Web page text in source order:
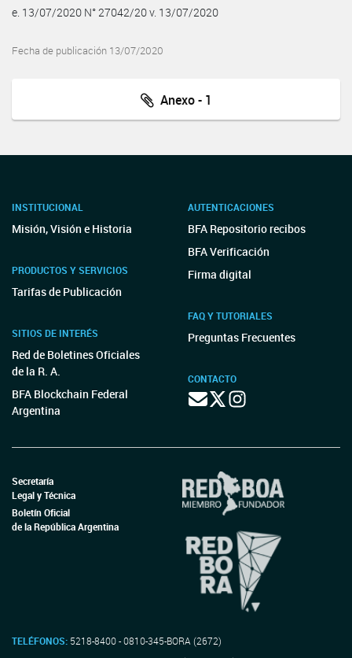
e. 13/07/2020 N° 27042/20 v. 13/07/2020
Fecha de publicación 13/07/2020
Anexo - 1
INSTITUCIONAL
Misión, Visión e Historia
PRODUCTOS Y SERVICIOS
Tarifas de Publicación
SITIOS DE INTERÉS
Red de Boletines Oficiales
de la R. A.
BFA Blockchain Federal
Argentina
AUTENTICACIONES
BFA Repositorio recibos
BFA Verificación
Firma digital
FAQ Y TUTORIALES
Preguntas Frecuentes
CONTACTO
Secretaría
Legal y Técnica
Boletín Oficial
de la República Argentina
TELÉFONOS: 5218-8400 - 0810-345-BORA (2672)